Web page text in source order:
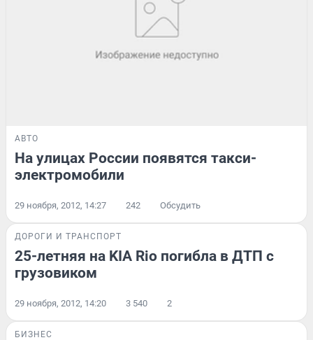
АВТО
На улицах России появятся такси-
электромобили
29 ноября, 2012, 14:27 242 Обсудить
ДОРОГИ И ТРАНСПОРТ
25-летняя на KIA Rio погибла в ДТП с
грузовиком
29 ноября, 2012, 14:20 3 540 2
БИЗНЕС